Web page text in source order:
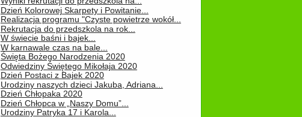
Dzień Kolorowej Skarpety i Powitanie...
Realizacja programu "Czyste powietrze wokół...
Rekrutacja do przedszkola na rok...
W świecie baśni i bajek...
W karnawale czas na bale...
Święta Bożego Narodzenia 2020
Odwiedziny Świętego Mikołaja 2020
Dzień Postaci z Bajek 2020
Urodziny naszych dzieci Jakuba, Adriana...
Dzień Chłopaka 2020
Dzień Chłopca w „Naszy Domu”...
Urodziny Patryka 17 i Karola...